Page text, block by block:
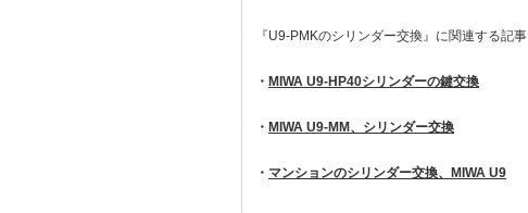
『U9-PMKのシリンダー交換』に関連する記事
・ MIWA U9-HP40シリンダーの鍵交換
・ MIWA U9-MM、シリンダー交換
・ マンションのシリンダー交換、MIWA U9